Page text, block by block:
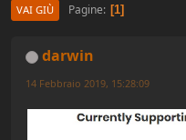
VAI GIÙ Pagine 1
darwin
14 Febbraio 2019, 15:28:09